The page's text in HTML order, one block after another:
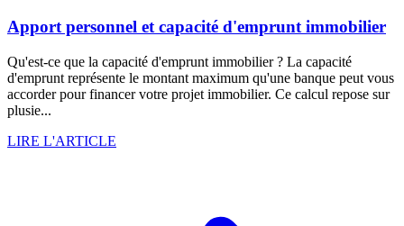
Apport personnel et capacité d'emprunt immobilier
Qu'est-ce que la capacité d'emprunt immobilier ? La capacité
d'emprunt représente le montant maximum qu'une banque peut vous
accorder pour financer votre projet immobilier. Ce calcul repose sur
plusie...
LIRE L'ARTICLE